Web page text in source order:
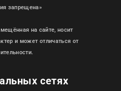
сетях
запрещена»
на сайте, носит
и может отличаться от